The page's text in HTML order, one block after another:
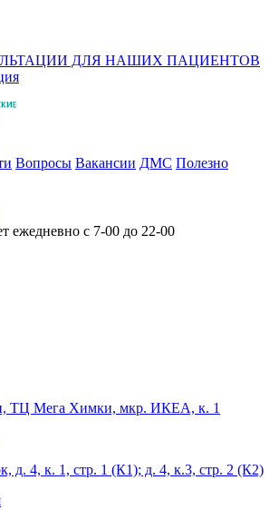
ДЛЯ НАШИХ ПАЦИЕНТОВ
Вопросы Вакансии ДМС Полезно
ежедневно с 7-00 до 22-00
ТЦ Мега Химки, мкр. ИКЕА, к. 1
д. 4, к. 1, стр. 1 (К1); д. 4, к.3, стр. 2 (К2)